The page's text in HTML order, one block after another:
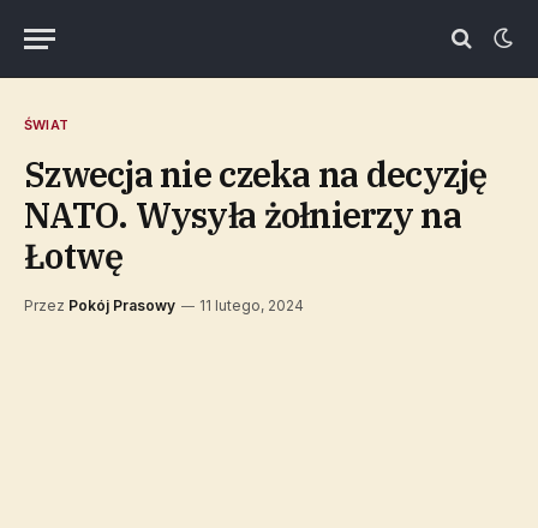
ŚWIAT
Szwecja nie czeka na decyzję
NATO. Wysyła żołnierzy na
Łotwę
Przez Pokój Prasowy 11 lutego, 2024